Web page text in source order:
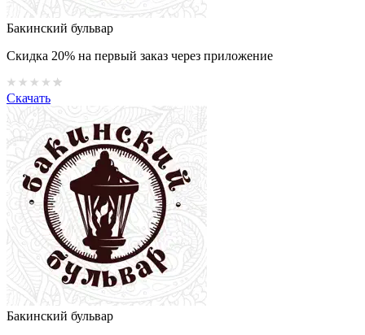
Бакинский бульвар
Скидка 20% на первый заказ через приложение
Скачать
Бакинский бульвар